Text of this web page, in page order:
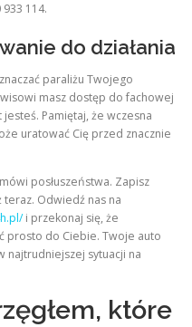
114.
do działania
paraliżu Twojego
masz dostęp do fachowej
Pamiętaj, że wczesna
uratować Cię przed znacznie
posłuszeństwa. Zapisz
Odwiedź nas na
i przekonaj się, że
prosto do Ciebie. Twoje auto
najtrudniejszej sytuacji na
które